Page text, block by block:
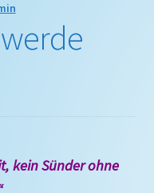
werde
kein Sünder ohne